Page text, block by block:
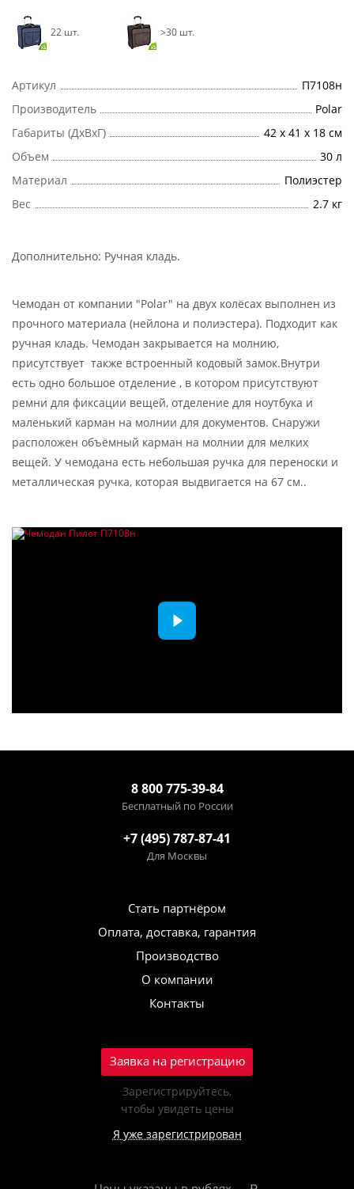
22 шт. >30 шт.
Артикул
П7108н
Производитель
Polar
Габариты (ДхВхГ)
42 х 41 х 18 см
Объем
30 л
Материал
Полиэстер
Вес
2.7 кг
Дополнительно: Ручная кладь.
Чемодан от компании "Polar" на двух колёсах выполнен из
прочного материала (нейлона и полиэстера). Подходит как
ручная кладь. Чемодан закрывается на молнию,
присутствует также встроенный кодовый замок.Внутри
есть одно большое отделение , в котором присутствуют
ремни для фиксации вещей, отделение для ноутбука и
маленький карман на молнии для документов. Снаружи
расположен объёмный карман на молнии для мелких
вещей. У чемодана есть небольшая ручка для переноски и
металлическая ручка, которая выдвигается на 67 см..
8 800 775-39-84
Бесплатный по России
+7 (495) 787-87-41
Для Москвы
Стать партнёром
Оплата, доставка, гарантия
Производство
О компании
Контакты
Заявка на регистрацию
Зарегистрируйтесь,
чтобы увидеть цены
Я уже зарегистрирован